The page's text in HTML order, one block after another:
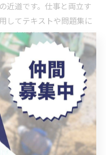
近道です。仕事と両立す
してテキストや問題集に
、定期的に自己チェック
観的に把握しましょう。
ず、必要に応じて計画を
県内では、勉強会や講習
ので、積極的に参加して
しょう。
向上のヒント